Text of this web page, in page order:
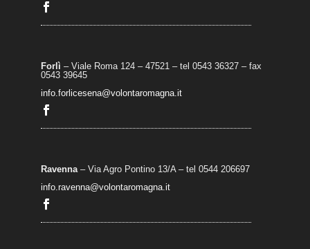
Forlì – Viale Roma 124 – 47521 – tel 0543 36327 – fax
0543 39645
info.forlicesena@volontaromagna.it
Ravenna– Via Agro Pontino 13/A– tel 0544 206697
info.ravenna@volontaromagna.it